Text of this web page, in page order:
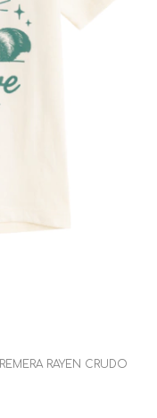
REMERA RAYEN CRUDO